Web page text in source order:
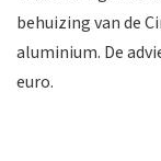
behuizing van de
aluminium. De
euro.